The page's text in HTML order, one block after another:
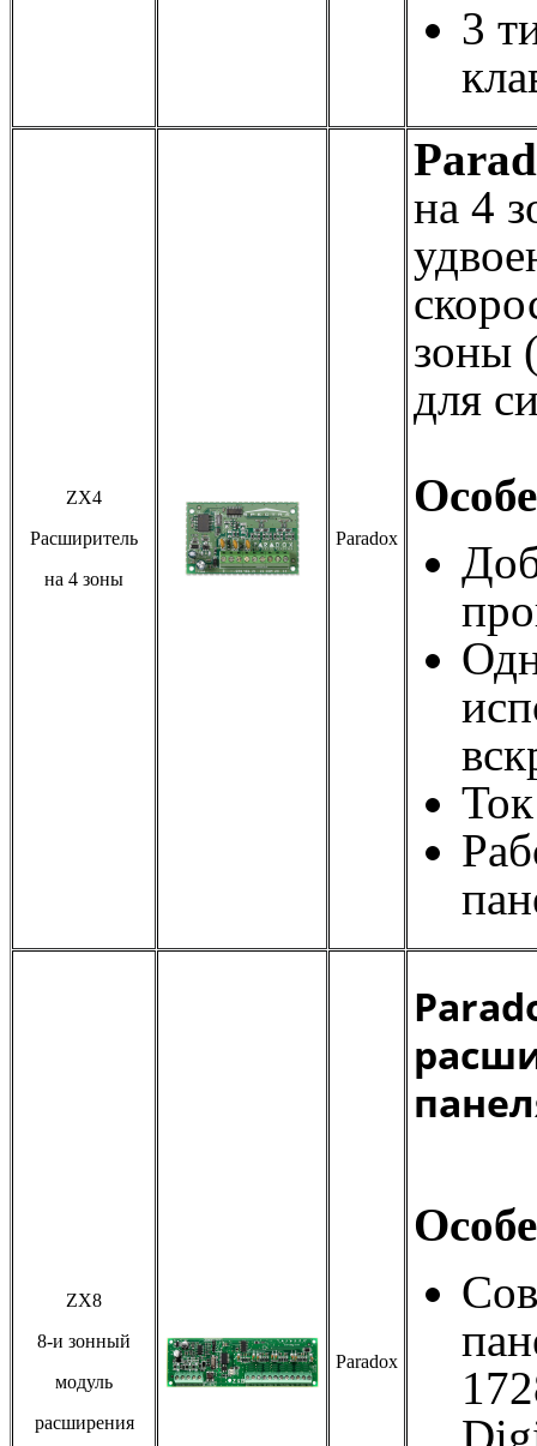
3
ZX4
Расширитель
на 4 зоны
Paradox
на 4
зоны
для
ZX8
8-и зонный
модуль
расширения
Paradox